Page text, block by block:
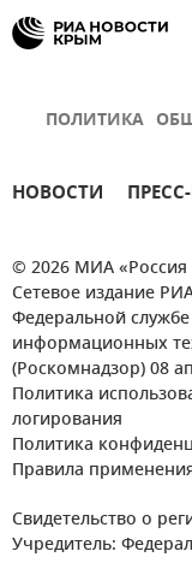
ПОЛИТИКА
НОВОСТИ
© 2026 МИА «Россия
Сетевое издание
Федеральной
информационных
(Роскомнадзор) 08
Политика
логирования
Политика
Правила
Свидетельство о
Учредитель: